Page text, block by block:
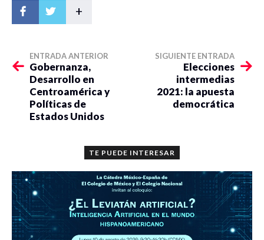
+
ENTRADA ANTERIOR
Gobernanza,
Desarrollo en
Centroamérica y
Políticas de
Estados Unidos
SIGUIENTE ENTRADA
Elecciones
intermedias
2021: la apuesta
democrática
TE PUEDE INTERESAR